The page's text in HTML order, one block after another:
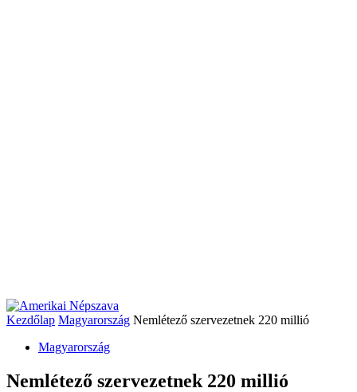
Kezdőlap Magyarország Nemlétező szervezetnek 220 millió
Magyarország
Nemlétező szervezetnek 220 millió